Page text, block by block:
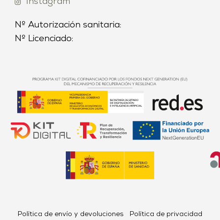
Nº Autorización sanitaria:
Nº Licenciado:
Política de envío y devoluciones Política de privacidad